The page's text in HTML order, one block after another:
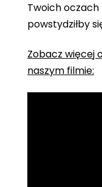
Twoich oczach
powstydziłby
Zobacz więcej
naszym filmie: